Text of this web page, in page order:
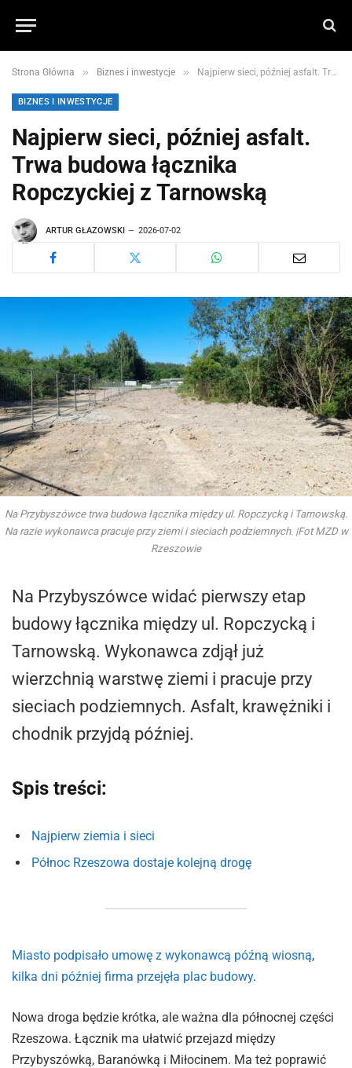
Strona Główna » Biznes i inwestycje » Najpierw sieci, później asfalt. Trwa budowa łącznika Ropczyckiej z Tarnowską
BIZNES I INWESTYCJE
Najpierw sieci, później asfalt.
Trwa budowa łącznika
Ropczyckiej z Tarnowską
ARTUR GŁAZOWSKI 2026-07-02
Na Przybyszówce trwa budowa łącznika między ul. Ropczycką i Tarnowską.
Na razie wykonawca pracuje przy ziemi i sieciach podziemnych. |Fot MZD w
Rzeszowie
Na Przybyszówce widać pierwszy etap
budowy łącznika między ul. Ropczycką i
Tarnowską. Wykonawca zdjął już
wierzchnią warstwę ziemi i pracuje przy
sieciach podziemnych. Asfalt, krawężniki i
chodnik przyjdą później.
Spis treści:
Najpierw ziemia i sieci
Północ Rzeszowa dostaje kolejną drogę
Miasto podpisało umowę z wykonawcą późną wiosną,
kilka dni później firma przejęła plac budowy.
Nowa droga będzie krótka, ale ważna dla północnej części
Rzeszowa. Łącznik ma ułatwić przejazd między
Przybyszówką, Baranówką i Miłocinem. Ma też poprawić